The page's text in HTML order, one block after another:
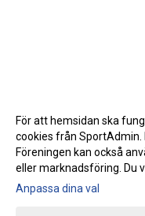
Gå till
För att hemsidan ska
cookies från SportAdmin.
Föreningen kan också
eller marknadsföring. Du
Anpassa dina val